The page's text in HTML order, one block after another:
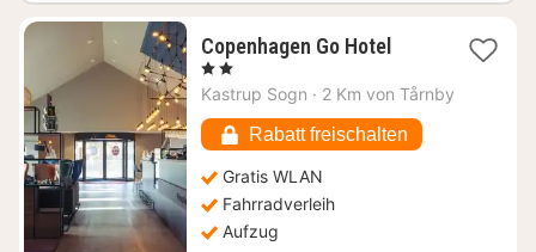
Copenhagen Go Hotel1
ab
€
, 2 Sterne
Kastrup Sogn · 2 Km von Tårnby
Rabatt freischalten
Gratis WLAN
Fahrradverleih
Aufzug